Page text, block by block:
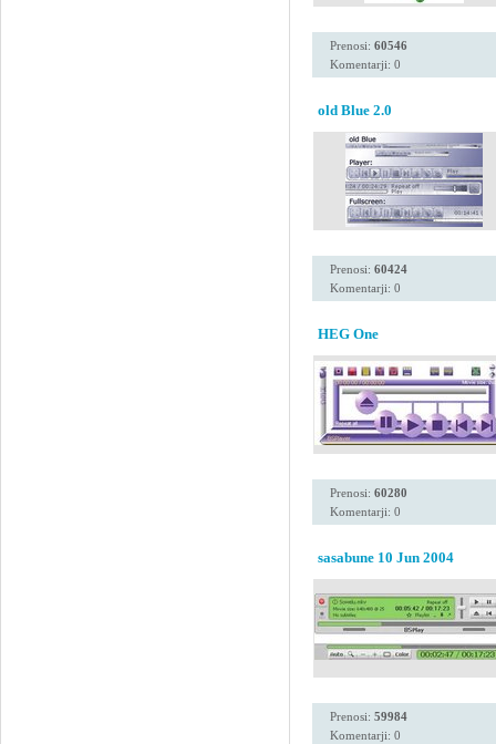
Prenosi: 60546
Komentarji: 0
old Blue 2.0
Prenosi: 60424
Komentarji: 0
HEG One
Prenosi: 60280
Komentarji: 0
sasabune 10 Jun 2004
Prenosi: 59984
Komentarji: 0